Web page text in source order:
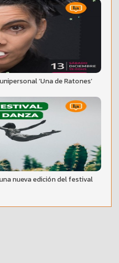
‘Una de Ratones’
nueva edición del festival